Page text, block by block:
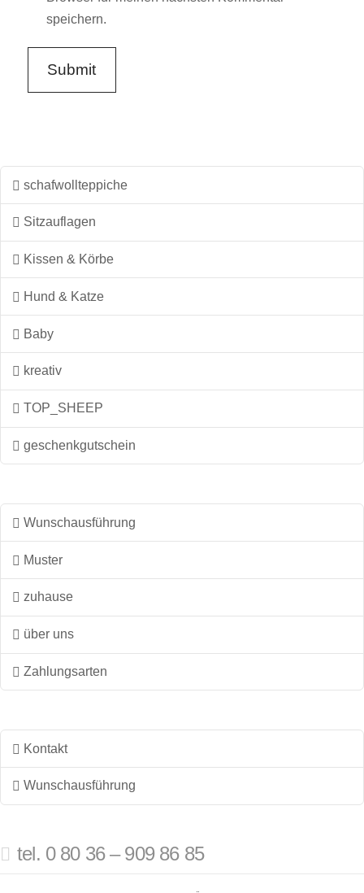
speichern.
schafwollteppiche
Sitzauflagen
Kissen & Körbe
Hund & Katze
Baby
kreativ
TOP_SHEEP
geschenkgutschein
Wunschausführung
Muster
zuhause
über uns
Zahlungsarten
Kontakt
Wunschausführung
tel. 0 80 36 – 909 86 85